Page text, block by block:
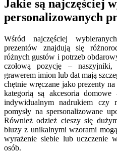
Jakie są najczęściej
personalizowanych
Wśród najczęściej
prezentów znajdują się
różnych gustów i potrzeb
czołową pozycję –
grawerem imion lub dat mają
chętnie wręczane jako prezenty
kategorią są akcesoria
indywidualnym nadrukiem czy
pomysły na spersonalizowane
Również odzież cieszy się
bluzy z unikalnymi wzorami
wyrażenie siebie lub uczczenie
osób.